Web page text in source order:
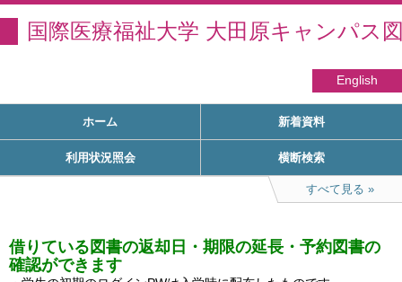
国際医療福祉大学 大田原キャンパス
English
ホーム 新着資料
利用状況照会 横断検索
すべて見る
借りている図書の返却日・期限の延長・予約図書の
確認ができます